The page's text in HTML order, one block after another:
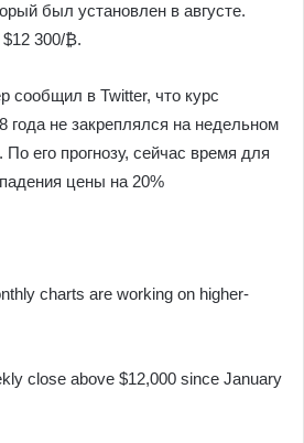
был установлен в августе.
300/₿.
сообщил в Twitter, что курс
года не закреплялся на недельном
его прогнозу, сейчас время для
цены на 20%
charts are working on higher-
close above $12,000 since January